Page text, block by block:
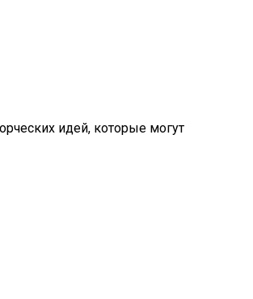
идей, которые могут